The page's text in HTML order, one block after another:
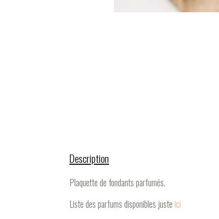
Description
Plaquette de fondants parfumés.
Liste des parfums disponibles justeici